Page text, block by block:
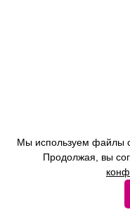
Мы используем файлы
Продолжая, вы